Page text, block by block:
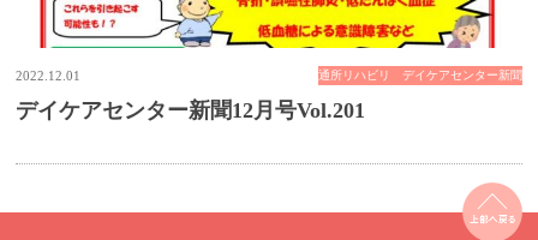
2022.12.01 通所リハビリ デイケアセンター新聞
デイケアセンター新聞12月号Vol.201